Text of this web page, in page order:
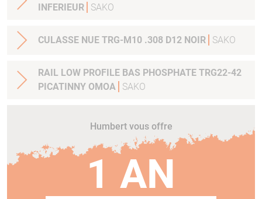
INFERIEUR
SAKO
CULASSE NUE TRG-M10 .308 D12 NOIR SAKO
RAIL LOW PROFILE BAS PHOSPHATE TRG22-42
PICATINNY OMOA
SAKO
Humbert vous offre
1 AN